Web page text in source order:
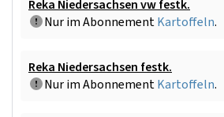
Reka Niedersachsen vw festk.
Nur im AbonnementKartoffeln.
Reka Niedersachsen festk.
Nur im AbonnementKartoffeln.